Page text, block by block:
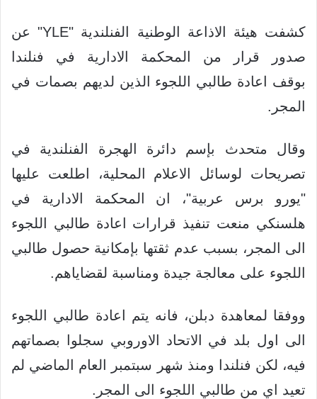
كشفت هيئة الاذاعة الوطنية الفنلندية "YLE" عن
صدور قرار من المحكمة الادارية في فنلندا
بوقف اعادة طالبي اللجوء الذين لديهم بصمات في
المجر.
وقال متحدث بإسم دائرة الهجرة الفنلندية في
تصريحات لوسائل الاعلام المحلية، اطلعت عليها
"يورو برس عربية"، ان المحكمة الادارية في
هلسنكي منعت تنفيذ قرارات اعادة طالبي اللجوء
الى المجر، بسبب عدم ثقتها بإمكانية حصول طالبي
اللجوء على معالجة جيدة ومناسبة لقضاياهم.
ووفقا لمعاهدة دبلن، فانه يتم اعادة طالبي اللجوء
الى اول بلد في الاتحاد الاوروبي سجلوا بصماتهم
فيه، لكن فنلندا ومنذ شهر سبتمبر العام الماضي لم
تعيد اي من طالبي اللجوء الى المجر.